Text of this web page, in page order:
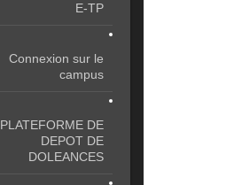
E-TP
Connexion sur le
campus
PLATEFORME DE
DEPOT DE
DOLEANCES